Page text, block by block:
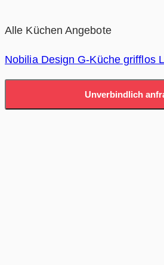
Alle Küchen Angebote
Nobilia Design G-Küche grifflos
Unverbindlich